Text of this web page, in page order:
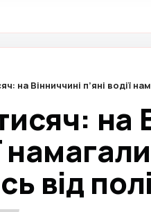
Вогонь
на Вінниччині п’яні водії
на
від